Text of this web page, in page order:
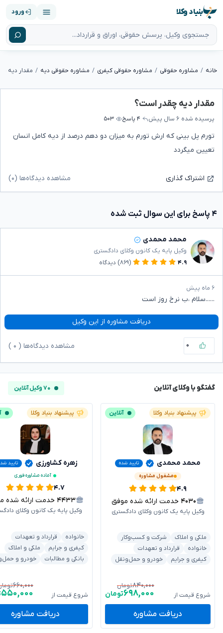
بنیاد وکلا ورود
خانه مشاوره حقوقی مشاوره حقوقی کیفری مشاوره حقوقی دیه مقدار دیه
مقدار دیه چقدر است؟
پرسیده شده ۶ سال پیش ۴ پاسخ ۵۰۳
تورم پل بینی که ارش تورم به میزان دو دهم درصد از دیه کامل انسان
تعیین میگردد
اشتراک گذاری مشاهده دیدگاه‌ها (۰)
۴ پاسخ برای این سوال ثبت شده
محمد محمدی
وکیل پایه یک کانون وکلای دادگستری
۴.۹
(۸۶۹) دیدگاه
۶ ماه پیش
......سلام ،ب نرخ روز است
دریافت مشاوره از این وکیل
۰ مشاهده دیدگاه‌ها ( ۰
گفتگو با وکلای آنلاین ۷۰ وکیل آنلاین
پیشنهاد بنیاد وکلا آنلاین
محمد محمدی
تایید شده
مشغول مشاوره
۴.۹
۴۰۳۰ خدمت ارائه شده موفق
وکیل پایه یک کانون وکلای دادگستری
ملکی و املاک
شرکت و کسب‌وکار
خانواده
قرارداد و تعهدات
کیفری و جرایم
خودرو و حمل‌ونقل
شروع قیمت از
۸۴۰,۰۰۰تومان
۶۹۸,۰۰۰تومان
دریافت مشاوره
پیشنهاد بنیاد وکلا
زهره کشاورزی
تایید
آماده مشاوره فوری
۴.۷
۴۴۳۳ خدمت ارائه شده موفق
وکیل پایه یک کانون وکلای
خانواده
قرارداد و تعهدات
کیفری و جرایم
ملکی و املاک
بانکی و مطالبات
خودرو و
شروع قیمت از
۶۶۰,۰۰۰
۵۵۰,۰۰۰
دریافت مشاوره